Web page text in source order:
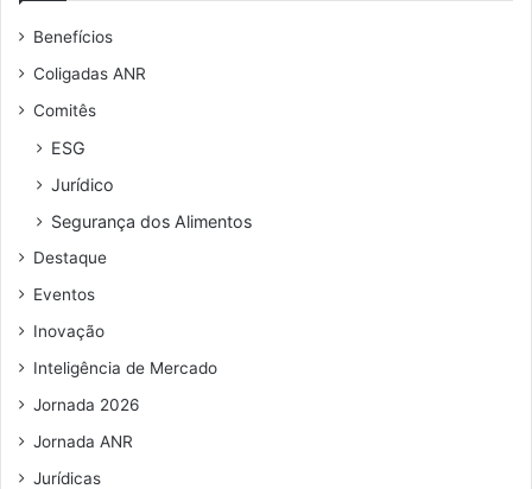
Benefícios
Coligadas ANR
Comitês
ESG
Jurídico
Segurança dos Alimentos
Destaque
Eventos
Inovação
Inteligência de Mercado
Jornada 2026
Jornada ANR
Jurídicas